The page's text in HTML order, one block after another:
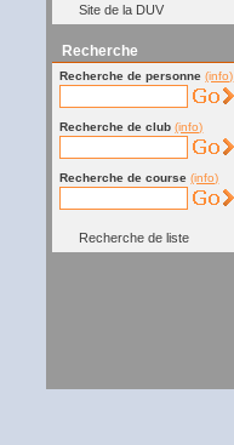
Site de la DUV
Recherche
Recherche de personne (info)
Recherche de club (info)
Recherche de course (info)
Recherche de liste